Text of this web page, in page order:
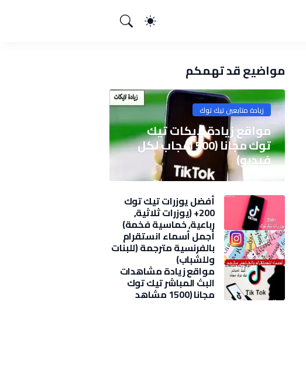
مواضيع قد تهمكم
زيادة متابعين تيك توك
مواقع زيادة لايكات تيك
توك مجانا (500 اعجاب لكل
فيديو)
أفضل يوزرات تيك توك
200+ (يوزرات ثلاثية,
رباعية, خماسية فخمة)
2025
أجمل أسماء انستقرام
بالفرنسية مترجمة (للبنات
وللشباب)
مواقع زيادة مشاهدات
البث المباشر تيك توك
مجانا (1500 مشاهد